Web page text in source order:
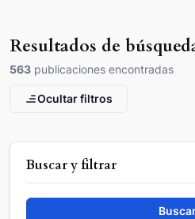
Resultados de
563 publicaciones encontradas
Ocultar filtros
Buscar y filtrar